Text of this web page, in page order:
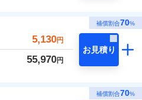
補償割合70%
5,130円
55,970円
お見積り
補償割合70%